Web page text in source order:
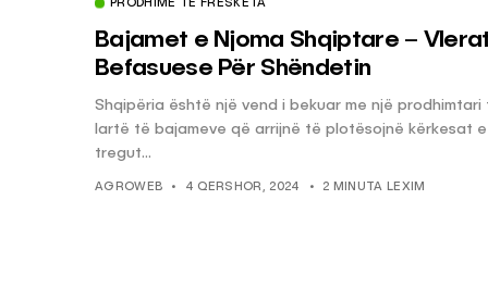
PRODHIME TË FRESKËTA
Bajamet e Njoma Shqiptare –
Befasuese Për Shëndetin
Shqipëria është një vend i bekuar me një prodhimtari
lartë të bajameve që arrijnë të plotësojnë kërkesat e
tregut...
AGROWEB 4 QERSHOR, 2024 2 MINUTA LEXIM